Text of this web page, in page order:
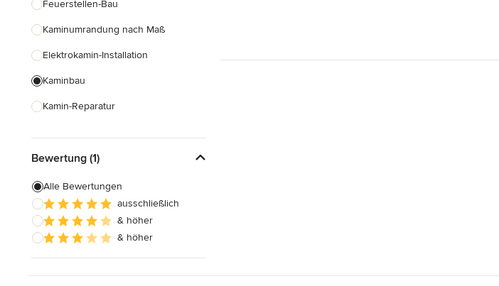
Feuerstellen-Bau
Kaminumrandung nach Maß
Elektrokamin-Installation
Kaminbau
Kamin-Reparatur
Schornsteinbau
Alle anzeigen
Bewertung (1)
Alle Bewertungen
ausschließlich
& höher
& höher